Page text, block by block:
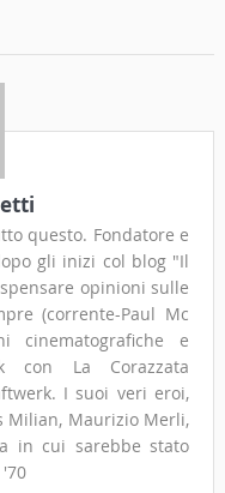
questo. Fondatore e
gli inizi col blog "Il
opinioni sulle
(corrente-Paul Mc
cinematografiche e
con La Corazzata
I suoi veri eroi,
Milian, Maurizio Merli,
in cui sarebbe stato